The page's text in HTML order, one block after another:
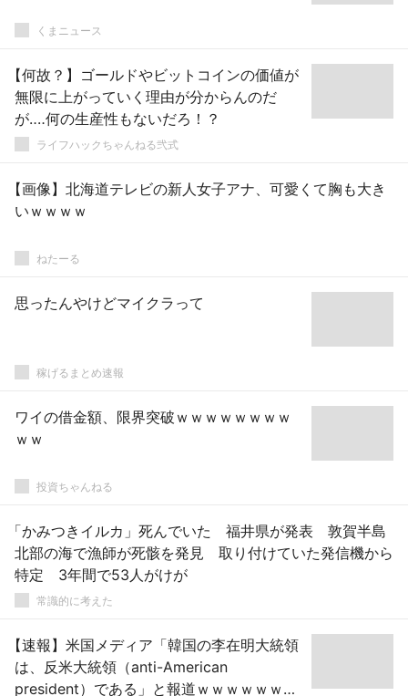
くまニュース
【何故？】ゴールドやビットコインの価値が
無限に上がっていく理由が分からんのだ
が‥‥何の生産性もないだろ！？
ライフハックちゃんねる弐式
【画像】北海道テレビの新人女子アナ、可愛くて胸も大き
いｗｗｗｗ
ねたーる
思ったんやけどマイクラって
稼げるまとめ速報
ワイの借金額、限界突破ｗｗｗｗｗｗｗｗ
ｗｗ
投資ちゃんねる
「かみつきイルカ」死んでいた 福井県が発表 敦賀半島
北部の海で漁師が死骸を発見 取り付けていた発信機から
特定 3年間で53人がけが
常識的に考えた
【速報】米国メディア「韓国の李在明大統領
は、反米大統領（anti-American
president）である」と報道ｗｗｗｗｗｗｗ